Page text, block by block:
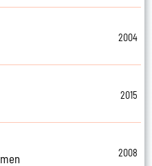
2004
2015
2008